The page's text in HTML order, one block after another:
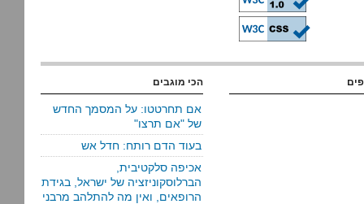
הכי מוגבים
אם תחרטטו: על המסמך החדש
של "אם תרצו"
בעוד הדם רותח: חדל אש
אכיפה סלקטיבית,
הברלוסקוניזציה של ישראל, בגידת
הרופאים, ואין מה להתלהב מרבני